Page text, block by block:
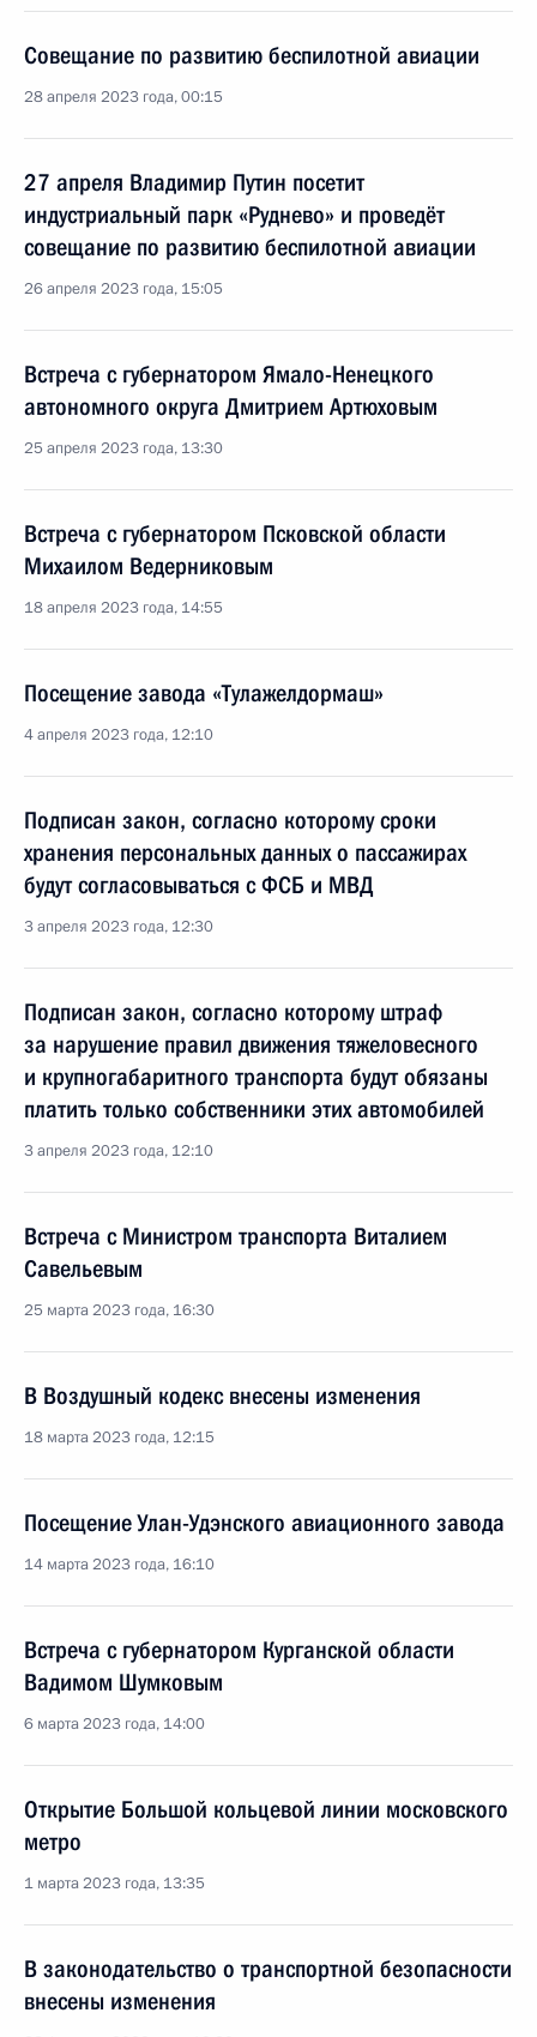
Совещание по развитию беспилотной авиации
28 апреля 2023 года, 00:15
27 апреля Владимир Путин посетит
индустриальный парк «Руднево» и проведёт
совещание по развитию беспилотной авиации
26 апреля 2023 года, 15:05
Встреча с губернатором Ямало-Ненецкого
автономного округа Дмитрием Артюховым
25 апреля 2023 года, 13:30
Встреча с губернатором Псковской области
Михаилом Ведерниковым
18 апреля 2023 года, 14:55
Посещение завода «Тулажелдормаш»
4 апреля 2023 года, 12:10
Подписан закон, согласно которому сроки
хранения персональных данных о пассажирах
будут согласовываться с ФСБ и МВД
3 апреля 2023 года, 12:30
Подписан закон, согласно которому штраф
за нарушение правил движения тяжеловесного
и крупногабаритного транспорта будут обязаны
платить только собственники этих автомобилей
3 апреля 2023 года, 12:10
Встреча с Министром транспорта Виталием
Савельевым
25 марта 2023 года, 16:30
В Воздушный кодекс внесены изменения
18 марта 2023 года, 12:15
Посещение Улан-Удэнского авиационного завода
14 марта 2023 года, 16:10
Встреча с губернатором Курганской области
Вадимом Шумковым
6 марта 2023 года, 14:00
Открытие Большой кольцевой линии московского
метро
1 марта 2023 года, 13:35
В законодательство о транспортной безопасности
внесены изменения